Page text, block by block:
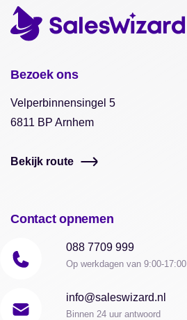
Bezoek ons
Velperbinnensingel 5
6811 BP Arnhem
Bekijk route
Contact opnemen
088 7709 999
Op werkdagen van 9:00-17:00
info@saleswizard.nl
Binnen 24 uur antwoord